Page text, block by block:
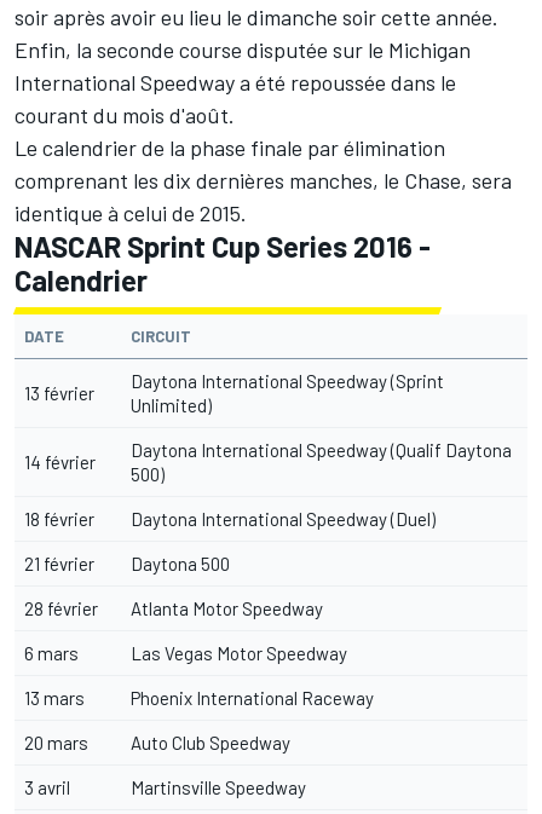
soir après avoir eu lieu le dimanche soir cette année.
Enfin, la seconde course disputée sur le Michigan
International Speedway a été repoussée dans le
courant du mois d'août.
Le calendrier de la phase finale par élimination
comprenant les dix dernières manches, le Chase, sera
identique à celui de 2015.
NASCAR Sprint Cup Series 2016 -
Calendrier
DATE CIRCUIT
13 février
Daytona International Speedway (Sprint
Unlimited)
14 février
Daytona International Speedway (Qualif Daytona
500)
18 février Daytona International Speedway (Duel)
21 février Daytona 500
28 février Atlanta Motor Speedway
6 mars Las Vegas Motor Speedway
13 mars Phoenix International Raceway
20 mars Auto Club Speedway
3 avril Martinsville Speedway